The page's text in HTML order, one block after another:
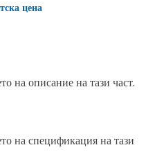
цена
на описание на тази част.
на спецификация на тази